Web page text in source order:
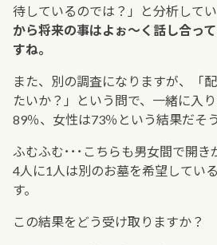
待しているのでは？」と分析して
から将来の事はよぉ～く話し合っ
すね。
また、別の調査になりますが、「
たいか？」という問で、一緒に入
89％、女性は73％という結果だそう
ふむふむ･･･こちらも男女間で開き
4人に1人は別のお墓を希望してい
す。
この結果をどう受け取りますか？